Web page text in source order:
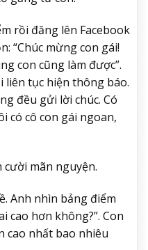
rồi đăng lên Facebook
“Chúc mừng con gái!
con cũng làm được”.
liên tục hiện thông báo.
đều gửi lời chúc. Có
có cô con gái ngoan,
mãn nguyện.
Anh nhìn bảng điểm
cao hơn không?”. Con
cao nhất bao nhiêu